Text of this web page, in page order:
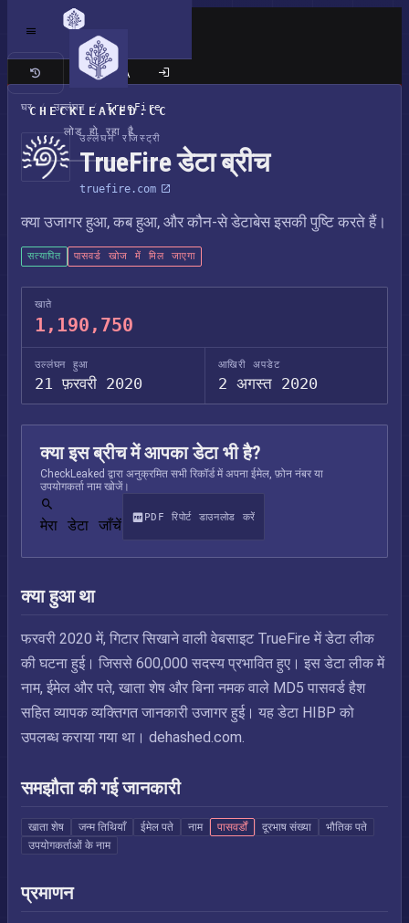
CHECKLEAKED.CC
लोड हो रहा है
क्लासिक साइट
घर / उल्लंघन / TrueFire
उल्लंघन रजिस्ट्री
TrueFire डेटा ब्रीच
truefire.com
क्या उजागर हुआ, कब हुआ, और कौन-से डेटाबेस इसकी पुष्टि करते हैं।
सत्यापित पासवर्ड खोज में मिल जाएगा
खाते
1,190,750
उल्लंघन हुआ
21 फ़रवरी 2020
आखिरी अपडेट
2 अगस्त 2020
क्या इस ब्रीच में आपका डेटा भी है?
CheckLeaked द्वारा अनुक्रमित सभी रिकॉर्ड में अपना ईमेल, फ़ोन नंबर या
उपयोगकर्ता नाम खोजें।
मेरा डेटा जाँचें PDF रिपोर्ट डाउनलोड करें
क्या हुआ था
फरवरी 2020 में, गिटार सिखाने वाली वेबसाइट TrueFire में डेटा लीक
की घटना हुई। जिससे 600,000 सदस्य प्रभावित हुए। इस डेटा लीक में
नाम, ईमेल और पते, खाता शेष और बिना नमक वाले MD5 पासवर्ड हैश
सहित व्यापक व्यक्तिगत जानकारी उजागर हुई। यह डेटा HIBP को
उपलब्ध कराया गया था। dehashed.com.
समझौता की गई जानकारी
खाता शेष जन्म तिथियाँ ईमेल पते नाम पासवर्डों दूरभाष संख्या
भौतिक पते
उपयोगकर्ताओं के नाम
प्रमाणन